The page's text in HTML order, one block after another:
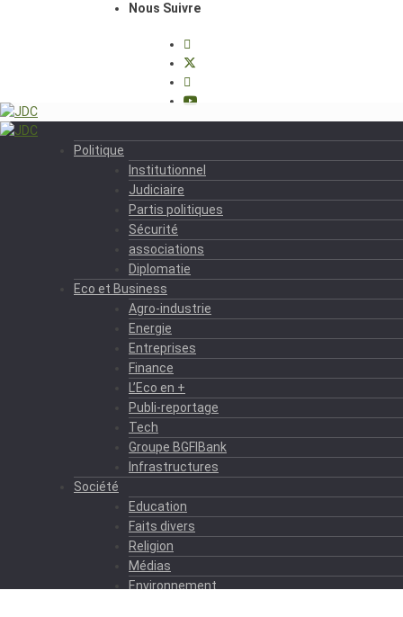
Nous Suivre
Politique
Institutionnel
Judiciaire
Partis politiques
Sécurité
associations
Diplomatie
Eco et Business
Agro-industrie
Energie
Entreprises
Finance
L’Eco en +
Publi-reportage
Tech
Groupe BGFIBank
Infrastructures
Société
Education
Faits divers
Religion
Médias
Environnement